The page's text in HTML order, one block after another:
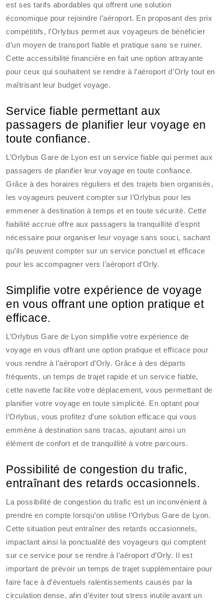
est ses tarifs abordables qui offrent une solution
économique pour rejoindre l’aéroport. En proposant des prix
compétitifs, l’Orlybus permet aux voyageurs de bénéficier
d’un moyen de transport fiable et pratique sans se ruiner.
Cette accessibilité financière en fait une option attrayante
pour ceux qui souhaitent se rendre à l’aéroport d’Orly tout en
maîtrisant leur budget voyage.
Service fiable permettant aux
passagers de planifier leur voyage en
toute confiance.
L’Orlybus Gare de Lyon est un service fiable qui permet aux
passagers de planifier leur voyage en toute confiance.
Grâce à des horaires réguliers et des trajets bien organisés,
les voyageurs peuvent compter sur l’Orlybus pour les
emmener à destination à temps et en toute sécurité. Cette
fiabilité accrue offre aux passagers la tranquillité d’esprit
nécessaire pour organiser leur voyage sans souci, sachant
qu’ils peuvent compter sur un service ponctuel et efficace
pour les accompagner vers l’aéroport d’Orly.
Simplifie votre expérience de voyage
en vous offrant une option pratique et
efficace.
L’Orlybus Gare de Lyon simplifie votre expérience de
voyage en vous offrant une option pratique et efficace pour
vous rendre à l’aéroport d’Orly. Grâce à des départs
fréquents, un temps de trajet rapide et un service fiable,
cette navette facilite votre déplacement, vous permettant de
planifier votre voyage en toute simplicité. En optant pour
l’Orlybus, vous profitez d’une solution efficace qui vous
emmène à destination sans tracas, ajoutant ainsi un
élément de confort et de tranquillité à votre parcours.
Possibilité de congestion du trafic,
entraînant des retards occasionnels.
La possibilité de congestion du trafic est un inconvénient à
prendre en compte lorsqu’on utilise l’Orlybus Gare de Lyon.
Cette situation peut entraîner des retards occasionnels,
impactant ainsi la ponctualité des voyageurs qui comptent
sur ce service pour se rendre à l’aéroport d’Orly. Il est
important de prévoir un temps de trajet supplémentaire pour
faire face à d’éventuels ralentissements causés par la
circulation dense, afin d’éviter tout stress inutile avant un